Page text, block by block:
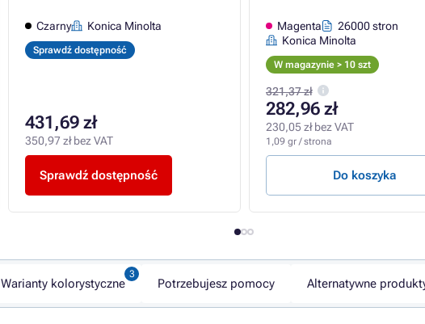
Czarny Konica Minolta
Sprawdź dostępność
431,69 zł
350,97 zł bez VAT
Sprawdź dostępność
Magenta
26000 stron
Konica Minolta
W magazynie > 10 szt
321,37 zł
282,96 zł
230,05 zł bez VAT
1,09 gr / strona
Do koszyka
Warianty kolorystyczne Potrzebujesz pomocy Alternatywne